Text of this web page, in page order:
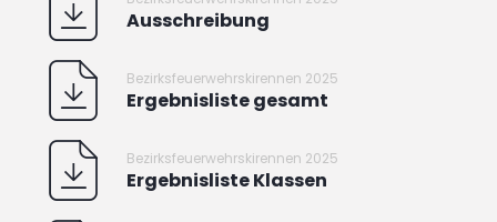
Ausschreibung
Bezirksfeuerwehrskirennen 2025
Ergebnisliste gesamt
Bezirksfeuerwehrskirennen 2025
Ergebnisliste Klassen